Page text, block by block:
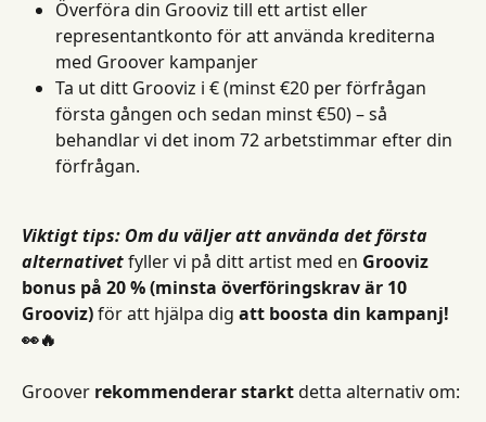
Överföra din Grooviz till ett artist eller
representantkonto för att använda krediterna
med Groover kampanjer
Ta ut ditt Grooviz i € (minst €20 per förfrågan
första gången och sedan minst €50) – så
behandlar vi det inom 72 arbetstimmar efter din
förfrågan.
Viktigt tips: Om du väljer att använda det första
alternativet fyller vi på ditt artist med en Grooviz
bonus på 20 % (minsta överföringskrav är 10
Grooviz) för att hjälpa dig att boosta din kampanj!
👀🔥
Groover rekommenderar starkt detta alternativ om: